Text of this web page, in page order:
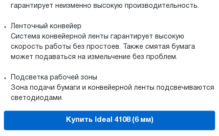
гарантирует неизменно высокую производительность.
Ленточный конвейер
Система конвейерной ленты гарантирует высокую
скорость работы без простоев. Также смятая бумага
может подаваться на измельчение без проблем.
Подсветка рабочей зоны
Зона подачи бумаги и конвейерной ленты подсвечиваются
светодиодами.
Купить Ideal 4108 (6 мм)